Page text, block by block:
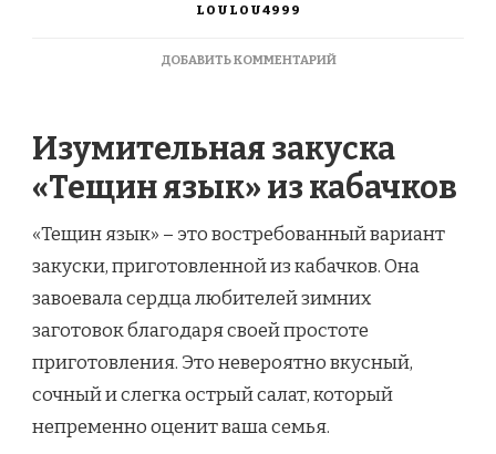
LOULOU4999
ДОБАВИТЬ КОММЕНТАРИЙК
ЯЗЫК»
С
ПОМИДОРАМИ
СЛАДКИМ
ПЕРЦЕМ,
РЕЦЕПТ
Изумительная закуска
«Тещин язык» из кабачков
«Тещин язык» – это востребованный вариант
закуски, приготовленной из кабачков. Она
завоевала сердца любителей зимних
заготовок благодаря своей простоте
приготовления. Это невероятно вкусный,
сочный и слегка острый салат, который
непременно оценит ваша семья.